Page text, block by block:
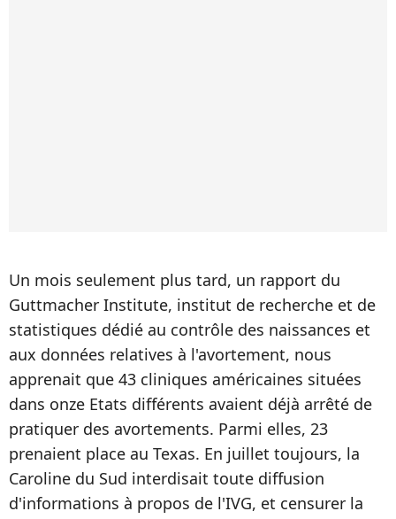
Un mois seulement plus tard, un rapport du
Guttmacher Institute, institut de recherche et de
statistiques dédié au contrôle des naissances et
aux données relatives à l'avortement, nous
apprenait que 43 cliniques américaines situées
dans onze Etats différents avaient déjà arrêté de
pratiquer des avortements. Parmi elles, 23
prenaient place au Texas. En juillet toujours, la
Caroline du Sud interdisait toute diffusion
d'informations à propos de l'IVG, et censurer la